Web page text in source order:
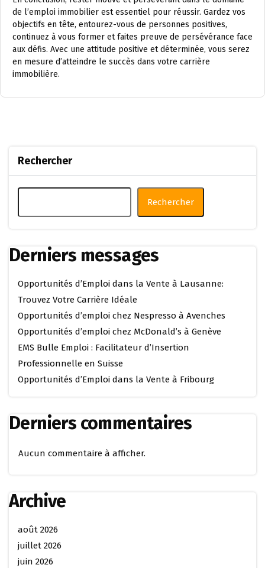
de l’emploi immobilier est essentiel pour réussir. Gardez vos
objectifs en tête, entourez-vous de personnes positives,
continuez à vous former et faites preuve de persévérance face
aux défis. Avec une attitude positive et déterminée, vous serez
en mesure d’atteindre le succès dans votre carrière
immobilière.
Rechercher
Rechercher
Derniers messages
Opportunités d’Emploi dans la Vente à Lausanne:
Trouvez Votre Carrière Idéale
Opportunités d’emploi chez Nespresso à Avenches
Opportunités d’emploi chez McDonald’s à Genève
EMS Bulle Emploi : Facilitateur d’Insertion
Professionnelle en Suisse
Opportunités d’Emploi dans la Vente à Fribourg
Derniers commentaires
Aucun commentaire à afficher.
Archive
août 2026
juillet 2026
juin 2026